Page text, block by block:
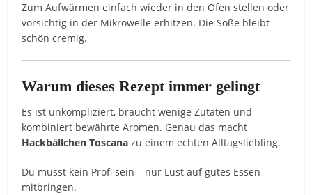
Zum Aufwärmen einfach wieder in den Ofen stellen oder
vorsichtig in der Mikrowelle erhitzen. Die Soße bleibt
schön cremig.
Warum dieses Rezept immer gelingt
Es ist unkompliziert, braucht wenige Zutaten und
kombiniert bewährte Aromen. Genau das macht
Hackbällchen Toscana zu einem echten Alltagsliebling.
Du musst kein Profi sein – nur Lust auf gutes Essen
mitbringen.